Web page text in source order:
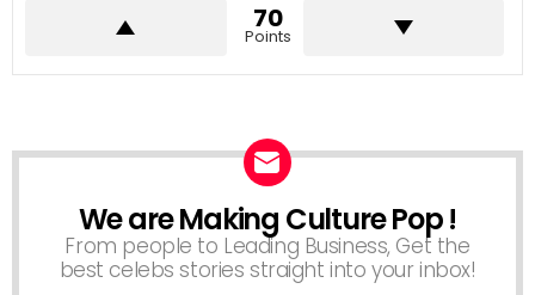
70
Points
NEWSLETTER
We are Making Culture Pop !
From people to Leading Business, Get the
best celebs stories straight into your inbox!